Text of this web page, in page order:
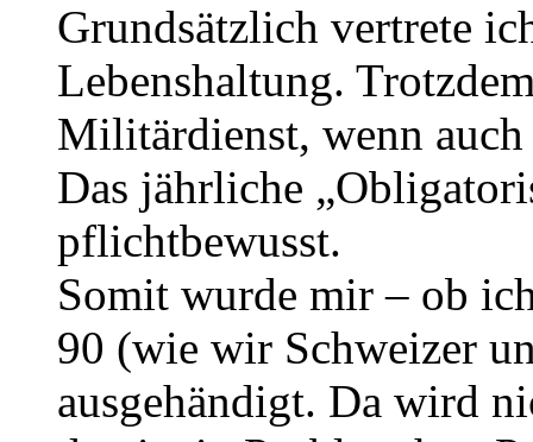
Grundsätzlich vertrete
Lebenshaltung.
Militärdienst, wenn
Das jährliche
pflichtbewusst.
Somit wurde mir – ob
90 (wie wir Schweizer
ausgehändigt. Da wird